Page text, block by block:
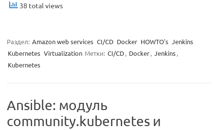
38 total views
Раздел: Amazon web services CI/CD Docker HOWTO's Jenkins
Kubernetes Virtualization Метки: CI/CD, Docker, Jenkins,
Kubernetes
Ansible: модуль
community.kubernetes и